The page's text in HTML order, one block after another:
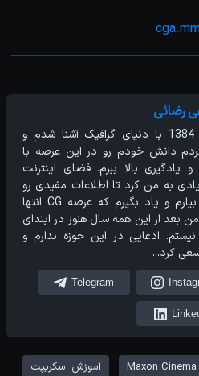
رضائی
از سال 1384 با دنیای گرافیک آشنا شدم و
دانش خودم رو در این عرصه با
و یادگیری بالا ببرم. فضای اینترنت
به من کرد تا اطلاعات مفیدی رو
بدست بیارم و یاد بگیرم که عرصه CG انتها
من بعد از این همه سال هنوز در ابتدای
ادعایی در این حوزه ندارم و
کرد...
Telegram
Maxon Cinema آموزش اسکریپت